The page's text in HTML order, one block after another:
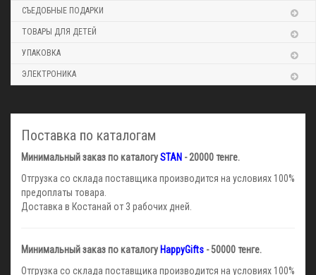
СЪЕДОБНЫЕ ПОДАРКИ
ТОВАРЫ ДЛЯ ДЕТЕЙ
УПАКОВКА
ЭЛЕКТРОНИКА
Поставка по каталогам
Минимальный заказ по каталогуSTAN - 20000 тенге.
Отгрузка со склада поставщика производится на условиях 100%
предоплаты товара.
Доставка в Костанай от 3 рабочих дней.
Минимальный заказ по каталогу HappyGifts - 50000 тенге.
Отгрузка со склада поставщика производится на условиях 100%